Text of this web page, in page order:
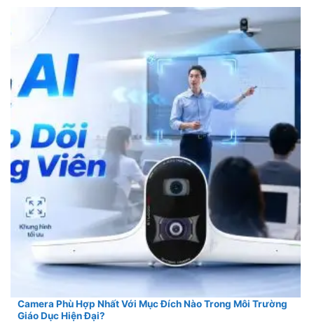
Camera Phù Hợp Nhất Với Mục Đích Nào Trong Môi Trường
Giáo Dục Hiện Đại?